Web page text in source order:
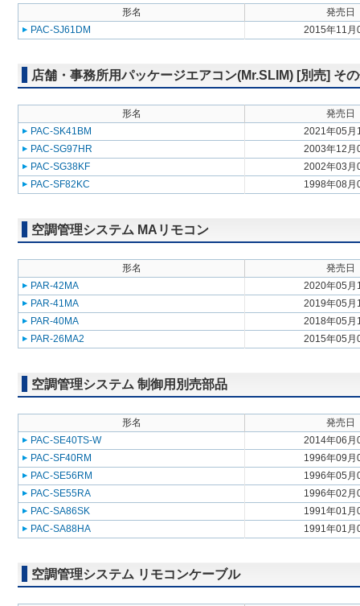
形名
発売日
PAC-SJ61DM
2015年11月
店舗・事務所用パッケージエアコン(Mr.SLIM) [別売] そ
形名
発売日
PAC-SK41BM
2021年05月
PAC-SG97HR
2003年12月
PAC-SG38KF
2002年03月
PAC-SF82KC
1998年08月
空調管理システム MAリモコン
形名
発売日
PAR-42MA
2020年05月
PAR-41MA
2019年05月
PAR-40MA
2018年05月
PAR-26MA2
2015年05月
空調管理システム 制御用別売部品
形名
発売日
PAC-SE40TS-W
2014年06月
PAC-SF40RM
1996年09月
PAC-SE56RM
1996年05月
PAC-SE55RA
1996年02月
PAC-SA86SK
1991年01月
PAC-SA88HA
1991年01月
空調管理システム リモコンケーブル